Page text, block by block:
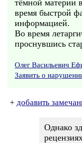
тёмной материи
время быстрой
информацией.
Во время
проснувшись
Олег Васильевич
Заявить о
+ добавить
Однако